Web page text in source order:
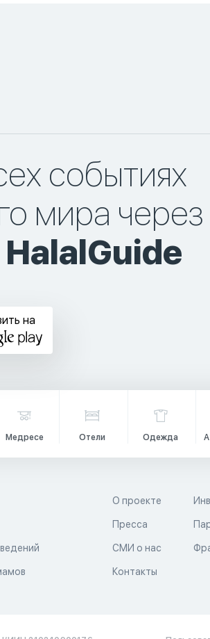
событиях
мира через
на
Медресе Отели Одежда
О проекте
Пресса
СМИ о нас
Контакты